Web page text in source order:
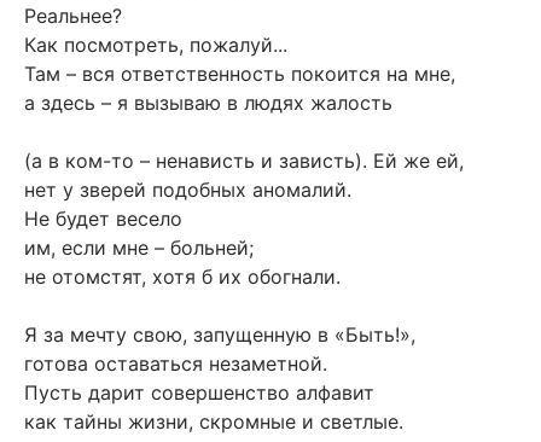
Реальнее?
Как посмотреть, пожалуй...
Там – вся ответственность покоится на мне,
а здесь – я вызываю в людях жалость
(а в ком-то – ненависть и зависть). Ей же ей,
нет у зверей подобных аномалий.
Не будет весело
им, если мне – больней;
не отомстят, хотя б их обогнали.
Я за мечту свою, запущенную в «Быть!»,
готова оставаться незаметной.
Пусть дарит совершенство алфавит
как тайны жизни, скромные и светлые.